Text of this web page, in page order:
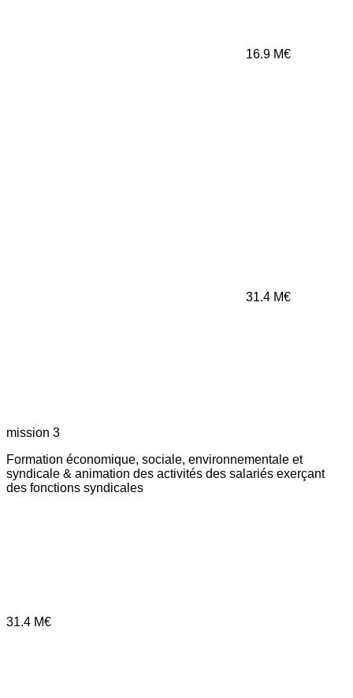
16.9 M€
31.4 M€
mission 3
Formation économique, sociale, environnementale et
syndicale & animation des activités des salariés exerçant
des fonctions syndicales
31.4 M€